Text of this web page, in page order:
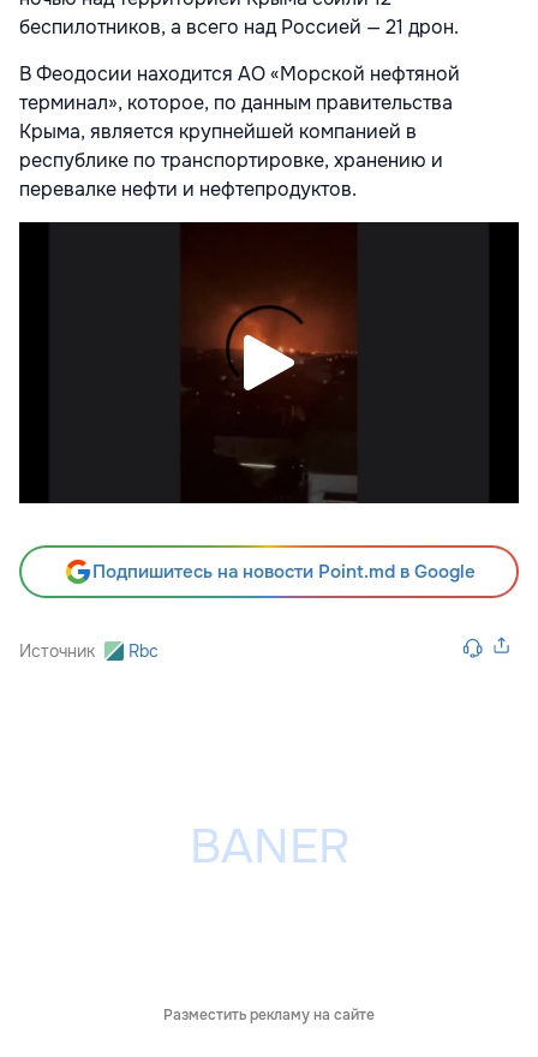
беспилотников, а всего над Россией — 21 дрон.
В Феодосии находится АО «Морской нефтяной
терминал», которое, по данным правительства
Крыма, является крупнейшей компанией в
республике по транспортировке, хранению и
перевалке нефти и нефтепродуктов.
Подпишитесь на новости Point.md в Google
Источник Rbc
Разместить рекламу на сайте